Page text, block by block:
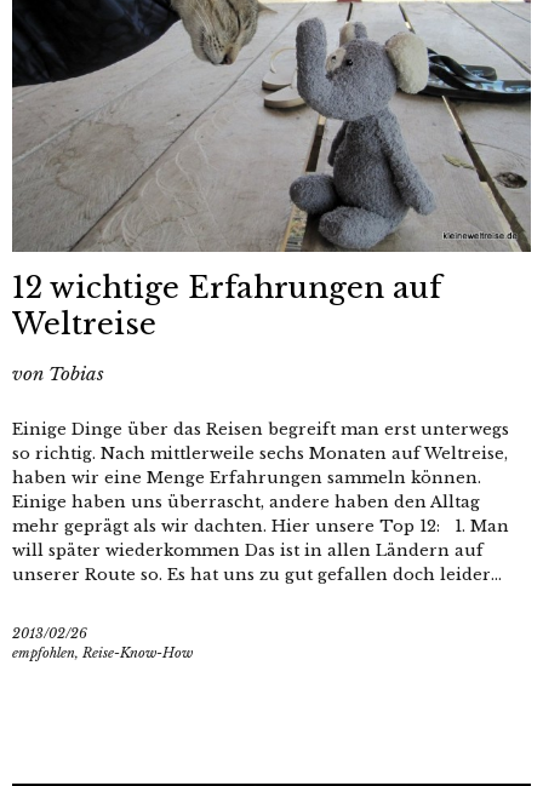
12 wichtige Erfahrungen auf
Weltreise
von Tobias
Einige Dinge über das Reisen begreift man erst unterwegs
so richtig. Nach mittlerweile sechs Monaten auf Weltreise,
haben wir eine Menge Erfahrungen sammeln können.
Einige haben uns überrascht, andere haben den Alltag
mehr geprägt als wir dachten. Hier unsere Top 12: 1. Man
will später wiederkommen Das ist in allen Ländern auf
unserer Route so. Es hat uns zu gut gefallen doch leider...
2013/02/26
empfohlen, Reise-Know-How